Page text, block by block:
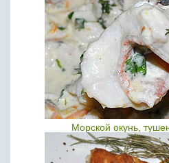
Морской окунь,